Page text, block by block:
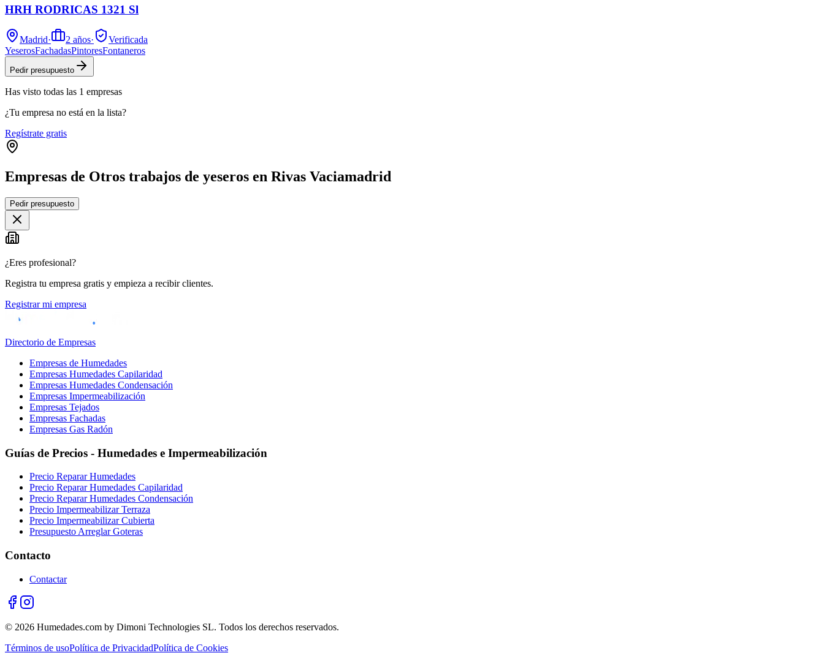
HRH RODRICAS 1321 Sl
Madrid· 2 años·
Verificada
YeserosFachadasPintoresFontaneros
Pedir presupuesto
Has visto todas las 1 empresas
¿Tu empresa no está en la lista?
Regístrate gratis
Empresas de Otros trabajos de yeseros en Rivas Vaciamadrid
+
−
Pedir presupuesto
¿Eres profesional?
Registra tu empresa gratis y empieza a recibir clientes.
Registrar mi empresa
Directorio de Empresas
Empresas de Humedades
Empresas Humedades Capilaridad
Empresas Humedades Condensación
Empresas Impermeabilización
Empresas Tejados
Empresas Fachadas
Empresas Gas Radón
Guías de Precios - Humedades e Impermeabilización
Precio Reparar Humedades
Precio Reparar Humedades Capilaridad
Precio Reparar Humedades Condensación
Precio Impermeabilizar Terraza
Precio Impermeabilizar Cubierta
Presupuesto Arreglar Goteras
Contacto
Contactar
© 2026 Humedades.com by Dimoni Technologies SL. Todos los derechos reservados.
Términos de usoPolítica de PrivacidadPolítica de Cookies